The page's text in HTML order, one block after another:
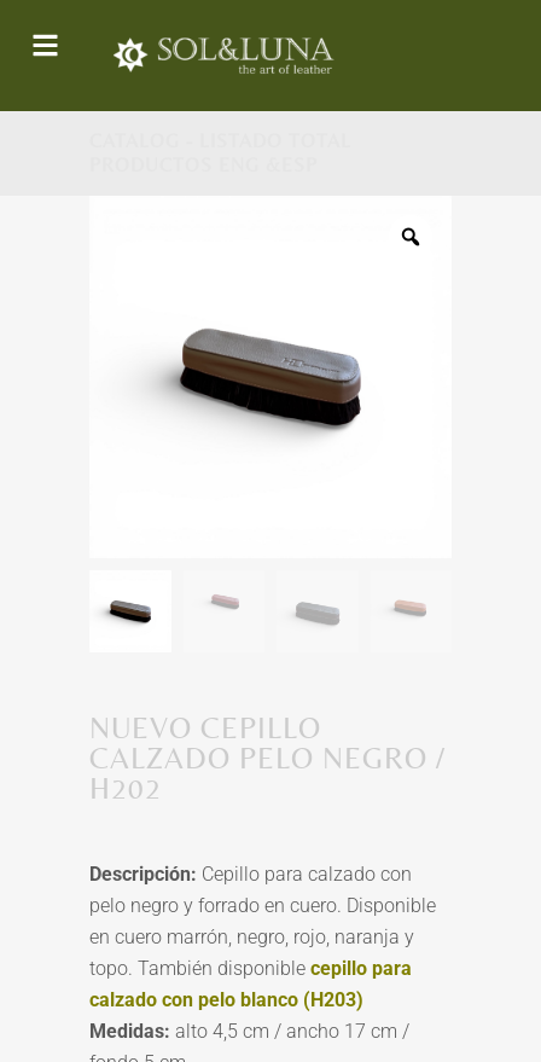
NUEVO CEPILLO
CALZADO PELO NEGRO /
H202
Descripción: Cepillo para calzado con
pelo negro y forrado en cuero. Disponible
en cuero marrón, negro, rojo, naranja y
topo. También disponible cepillo para
calzado con pelo blanco (H203)
Medidas: alto 4,5 cm / ancho 17 cm /